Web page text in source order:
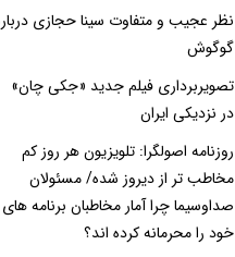
نظر عجیب و متفاوت سینا حجازی
گوگوش
تصویربرداری فیلم جدید «جکی چان»
در نزدیکی ایران
روزنامه اصولگرا: تلویزیون هر روز کم
مخاطب تر از دیروز شده/ مسئولان
صداوسیما چرا آمار مخاطبان برنامه های
خود را محرمانه کرده اند؟